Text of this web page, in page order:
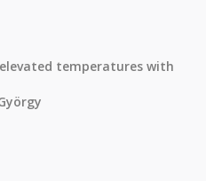
temperatures with